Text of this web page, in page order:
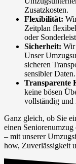
Zusatzkosten.
Flexibilität:
Zeitplan
oder
Sicherheit:
Unser
sicheren
sensibler Daten.
Transparente
keine bösen
vollständig und
Ganz gleich, ob Sie
einen
– mit unserer
how, Zuverlässigkeit